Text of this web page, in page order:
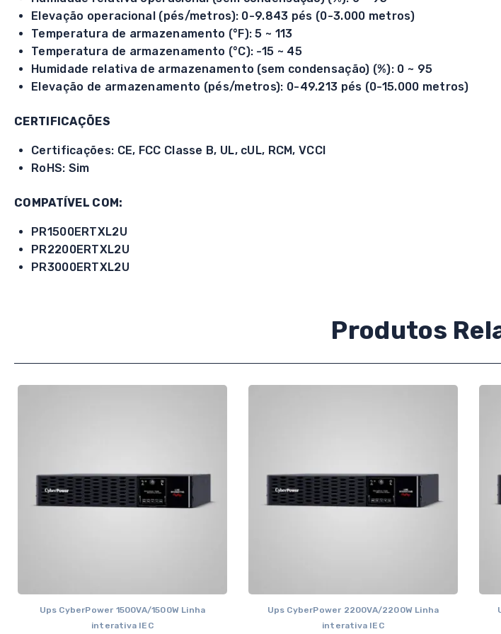
Elevação operacional (pés/metros): 0-9.843 pés (0-3.000 metros)
Temperatura de armazenamento (°F): 5 ~ 113
Temperatura de armazenamento (°C): -15 ~ 45
Humidade relativa de armazenamento (sem condensação) (%): 0 ~ 95
Elevação de armazenamento (pés/metros): 0-49.213 pés (0-15.000 metros)
CERTIFICAÇÕES
Certificações: CE, FCC Classe B, UL, cUL, RCM, VCCI
RoHS: Sim
COMPATÍVEL COM:
PR1500ERTXL2U
PR2200ERTXL2U
PR3000ERTXL2U
Produtos
Ups CyberPower 1500VA/1500W Linha
interativa IEC
Ups CyberPower 2200VA/2200W Linha
interativa IEC